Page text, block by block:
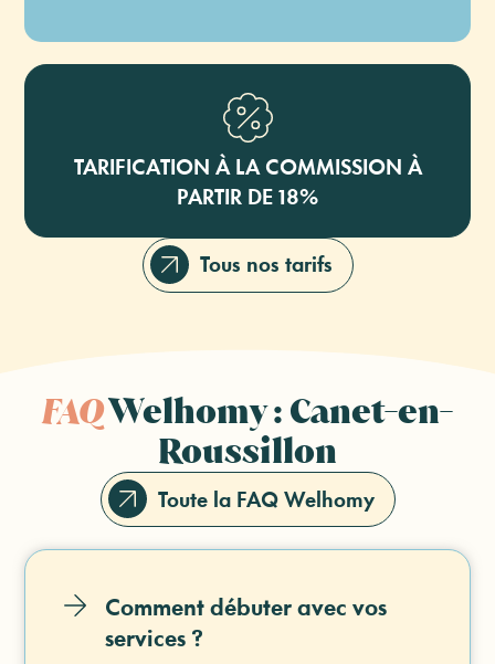
TARIFICATION À LA COMMISSION À
PARTIR DE 18%
Tous nos tarifs
FAQWelhomy : Canet-en-
Roussillon
Toute la FAQ Welhomy
Comment débuter avec vos
services ?